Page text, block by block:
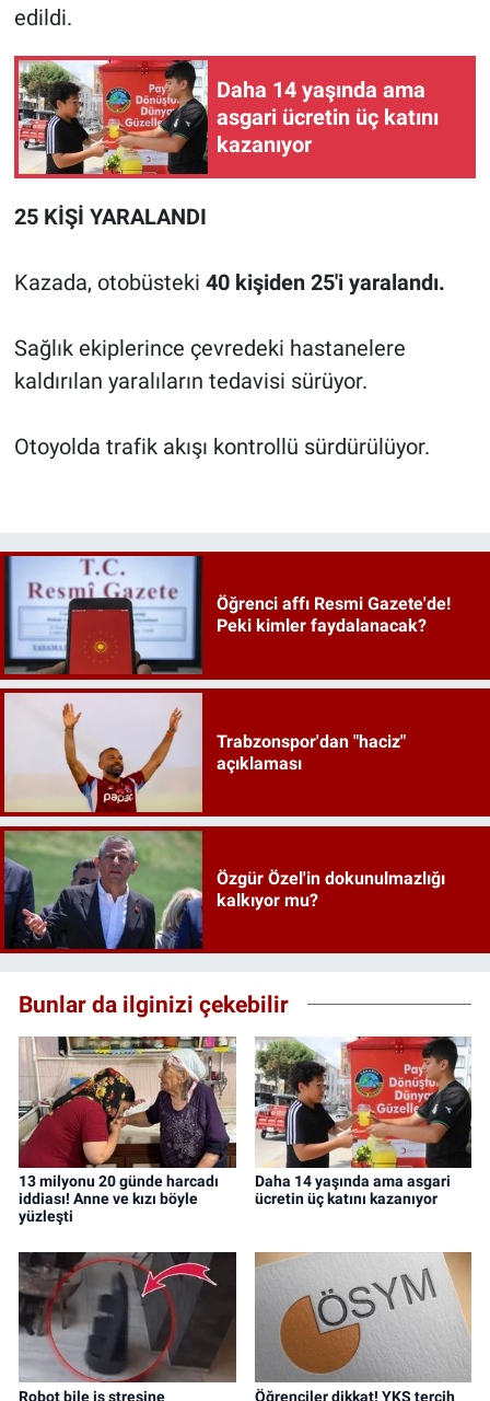
edildi.
Daha 14 yaşında ama
asgari ücretin üç katını
kazanıyor
25 KİŞİ YARALANDI
Kazada, otobüsteki 40 kişiden 25'i yaralandı.
Sağlık ekiplerince çevredeki hastanelere
kaldırılan yaralıların tedavisi sürüyor.
Otoyolda trafik akışı kontrollü sürdürülüyor.
Öğrenci affı Resmi Gazete'de!
Peki kimler faydalanacak?
Trabzonspor'dan "haciz"
açıklaması
Özgür Özel'in dokunulmazlığı
kalkıyor mu?
Bunlar da ilginizi çekebilir
13 milyonu 20 günde harcadı
iddiası! Anne ve kızı böyle
yüzleşti
Daha 14 yaşında ama asgari
ücretin üç katını kazanıyor
Robot bile iş stresine
Öğrenciler dikkat! YKS tercih